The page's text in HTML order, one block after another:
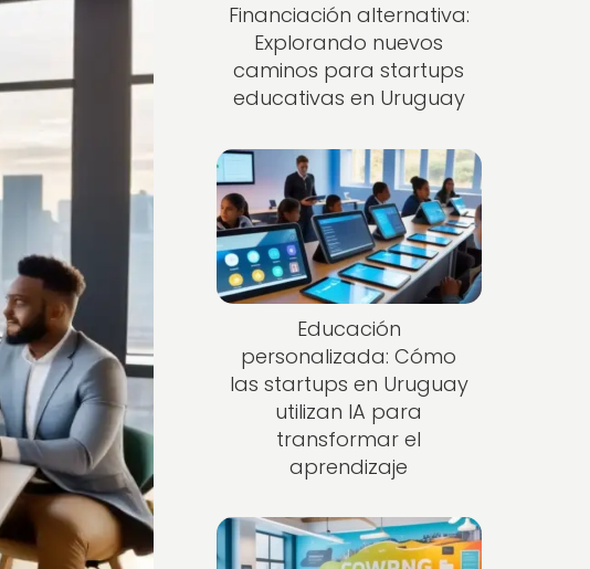
Financiación alternativa:
Explorando nuevos
caminos para startups
educativas en Uruguay
Educación
personalizada: Cómo
las startups en Uruguay
utilizan IA para
transformar el
aprendizaje